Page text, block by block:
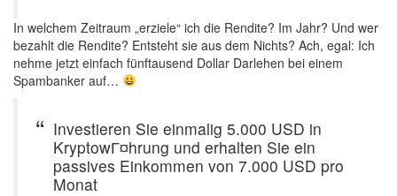
In welchem Zeitraum „erziele“ ich die Rendite? Im Jahr? Und wer
bezahlt die Rendite? Entsteht sie aus dem Nichts? Ach, egal: Ich
nehme jetzt einfach fünftausend Dollar Darlehen bei einem
Spambanker auf…
Investieren Sie einmalig 5.000 USD in
KryptowГ¤hrung und erhalten Sie ein
passives Einkommen von 7.000 USD pro
Monat